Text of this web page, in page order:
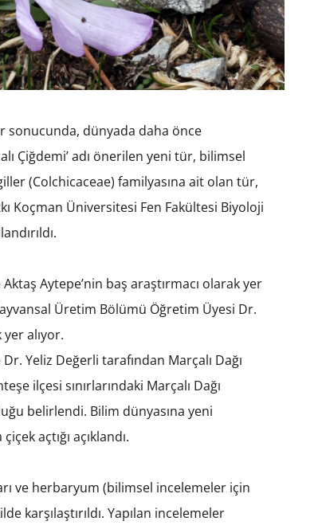
sonucunda, dünyada daha önce
Çiğdemi’ adı önerilen yeni tür, bilimsel
(Colchicaceae) familyasına ait olan tür,
Koçman Üniversitesi Fen Fakültesi Biyoloji
Aytepe’nin baş araştırmacı olarak yer
Üretim Bölümü Öğretim Üyesi Dr.
alıyor.
Yeliz Değerli tarafından Marçalı Dağı
ilçesi sınırlarındaki Marçalı Dağı
belirlendi. Bilim dünyasına yeni
açtığı açıklandı.
ve herbaryum (bilimsel incelemeler için
karşılaştırıldı. Yapılan incelemeler